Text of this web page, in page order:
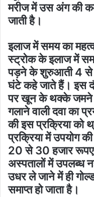
मरीज में उस अंग की
जाती है।
इलाज में समय का
स्ट्रोक के इलाज में
पड़ने के शुरुआती 4 से
घंटे कहे जाते हैं। इस
पर खून के थक्के जमने
गलाने वाली दवा का
की इस प्रक्रिया को
प्रक्रिया में उपयोग
20 से 30 हजार रूपए
अस्पतालों में उपलब्ध
उधर ले जाने में ही
समाप्त हो जाता है।